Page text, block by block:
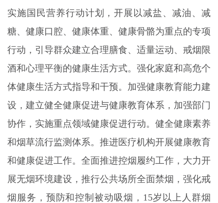
实施国民营养行动计划，开展以减盐、减油、减
糖、健康口腔、健康体重、健康骨骼为重点的专项
行动，引导群众建立合理膳食、适量运动、戒烟限
酒和心理平衡的健康生活方式。强化家庭和高危个
体健康生活方式指导和干预。加强健康教育能力建
设，建立健全健康促进与健康教育体系，加强部门
协作，实施重点领域健康促进行动。健全健康素养
和烟草流行监测体系。推进医疗机构开展健康教育
和健康促进工作。全面推进控烟履约工作，大力开
展无烟环境建设，推行公共场所全面禁烟，强化戒
烟服务，预防和控制被动吸烟，15岁以上人群烟